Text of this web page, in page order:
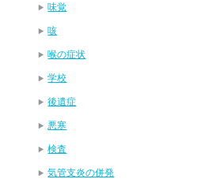
味覚
咳
喉の症状
学校
後遺症
悪寒
検査
気管支炎の併発